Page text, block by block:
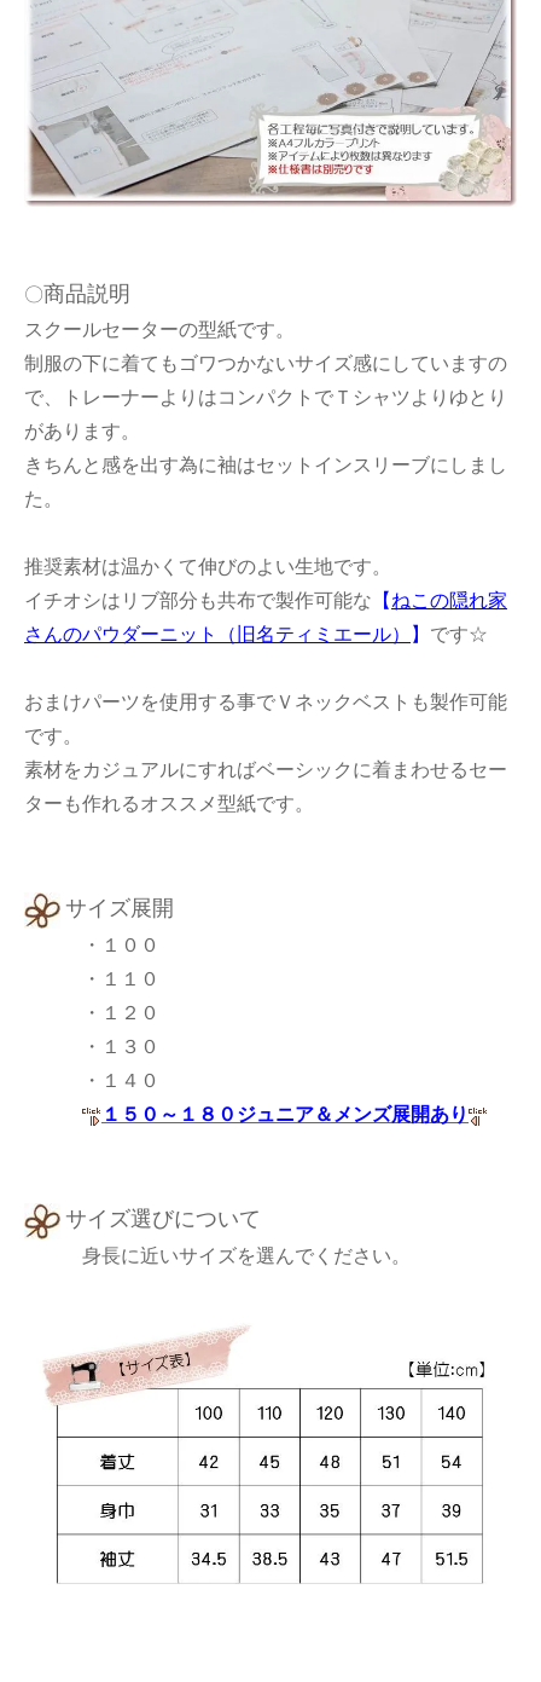
〇商品説明
スクールセーターの型紙です。
制服の下に着てもゴワつかないサイズ感にしていますの
で、トレーナーよりはコンパクトでＴシャツよりゆとり
があります。
きちんと感を出す為に袖はセットインスリーブにしまし
た。
推奨素材は温かくて伸びのよい生地です。
イチオシはリブ部分も共布で製作可能な 【 ねこの隠れ家
さんのパウダーニット（旧名ティミエール）
】 です☆
おまけパーツを使用する事でＶネックベストも製作可能
です。
素材をカジュアルにすればベーシックに着まわせるセー
ターも作れるオススメ型紙です。
サイズ展開
・１００
・１１０
・１２０
・１３０
・１４０
１５０～１８０ジュニア＆メンズ展開あり
サイズ選びについて
身長に近いサイズを選んでください。